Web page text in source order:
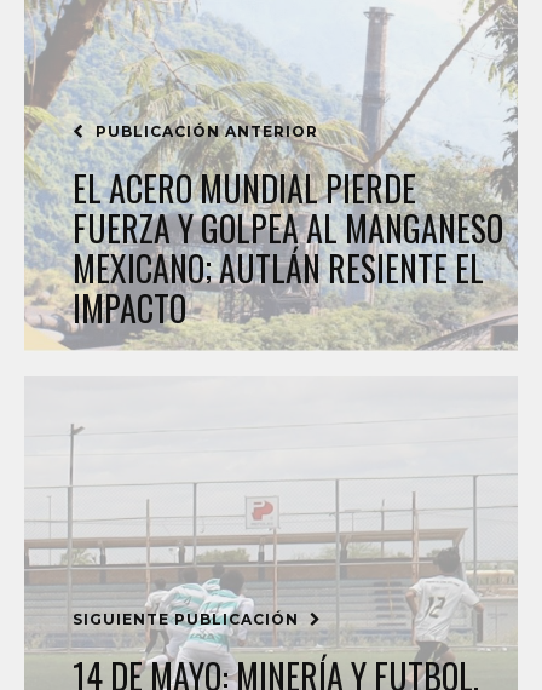
PUBLICACIÓN ANTERIOR
EL ACERO MUNDIAL PIERDE
FUERZA Y GOLPEA AL MANGANESO
MEXICANO; AUTLÁN RESIENTE EL
IMPACTO
SIGUIENTE PUBLICACIÓN
14 DE MAYO: MINERÍA Y FUTBOL,